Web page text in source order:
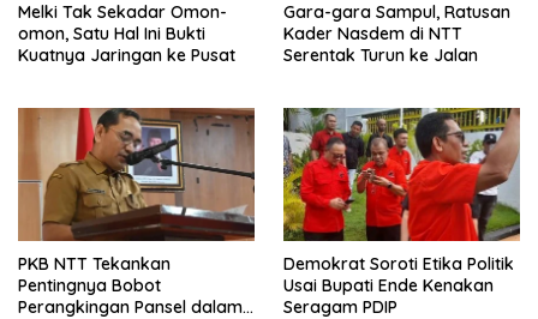
Melki Tak Sekadar Omon-
omon, Satu Hal Ini Bukti
Kuatnya Jaringan ke Pusat
Gara-gara Sampul, Ratusan
Kader Nasdem di NTT
Serentak Turun ke Jalan
PKB NTT Tekankan
Pentingnya Bobot
Perangkingan Pansel dalam
Demokrat Soroti Etika Politik
Usai Bupati Ende Kenakan
Seragam PDIP